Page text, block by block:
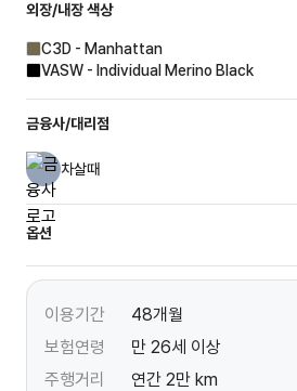
외장/내장색상
C3D - Manhattan
VASW - Individual Merino Black
금융사/대리점
차살때
옵션
이용기간
48개월
보험연령
만 26세 이상
주행거리
연간 2만 km